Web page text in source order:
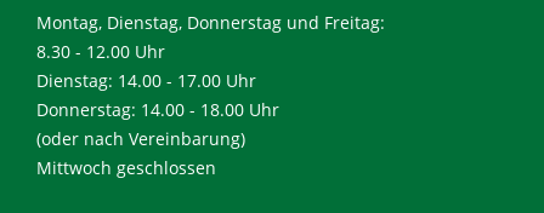
Montag, Dienstag, Donnerstag und Freitag:
8.30 - 12.00 Uhr
Dienstag: 14.00 - 17.00 Uhr
Donnerstag: 14.00 - 18.00 Uhr
(oder nach Vereinbarung)
Mittwoch geschlossen